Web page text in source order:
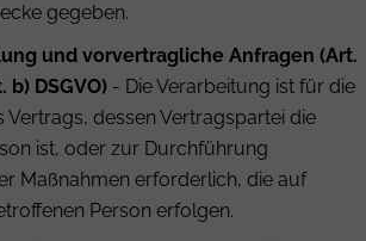
gegeben.
und vorvertragliche Anfragen (Art.
b) DSGVO) - Die Verarbeitung ist für die
Vertrags, dessen Vertragspartei die
ist, oder zur Durchführung
Maßnahmen erforderlich, die auf
Person erfolgen.